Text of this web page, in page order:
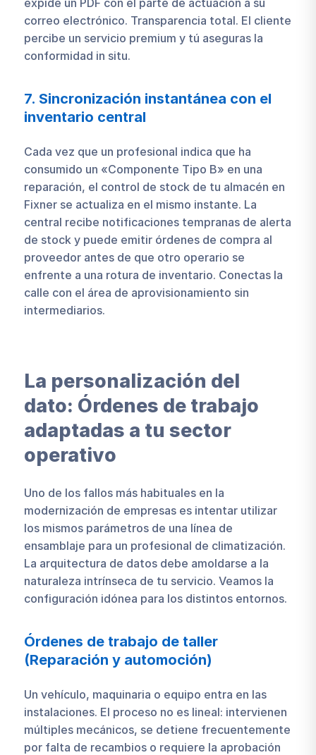
expide un PDF con el parte de actuación a su
correo electrónico. Transparencia total. El cliente
percibe un servicio premium y tú aseguras la
conformidad in situ.
7. Sincronización instantánea con el
inventario central
Cada vez que un profesional indica que ha
consumido un «Componente Tipo B» en una
reparación, el control de stock de tu almacén en
Fixner se actualiza en el mismo instante. La
central recibe notificaciones tempranas de alerta
de stock y puede emitir órdenes de compra al
proveedor antes de que otro operario se
enfrente a una rotura de inventario. Conectas la
calle con el área de aprovisionamiento sin
intermediarios.
La personalización del
dato: Órdenes de trabajo
adaptadas a tu sector
operativo
Uno de los fallos más habituales en la
modernización de empresas es intentar utilizar
los mismos parámetros de una línea de
ensamblaje para un profesional de climatización.
La arquitectura de datos debe amoldarse a la
naturaleza intrínseca de tu servicio. Veamos la
configuración idónea para los distintos entornos.
Órdenes de trabajo de taller
(Reparación y automoción)
Un vehículo, maquinaria o equipo entra en las
instalaciones. El proceso no es lineal: intervienen
múltiples mecánicos, se detiene frecuentemente
por falta de recambios o requiere la aprobación